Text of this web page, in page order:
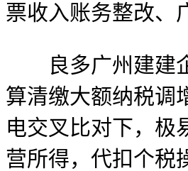
票收入账务整改、
良多广州建建企
算清缴大额纳税调
电交叉比对下，极
营所得，代扣个税